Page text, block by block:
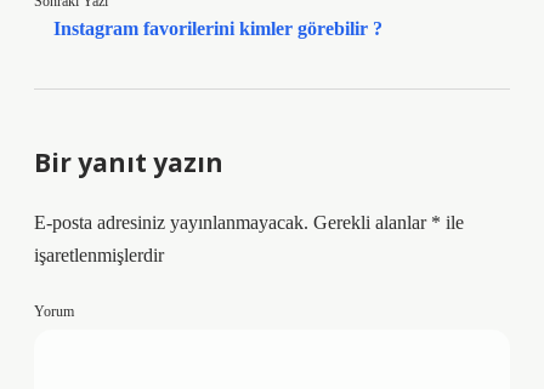
Instagram favorilerini kimler görebilir ?
Bir yanıt yazın
E-posta adresiniz yayınlanmayacak. Gerekli alanlar * ile
işaretlenmişlerdir
Yorum